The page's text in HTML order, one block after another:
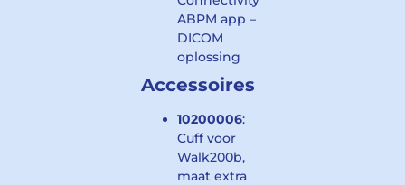
ABPM app –
DICOM
oplossing
Accessoires
10200006:
Cuff voor
Walk200b,
maat extra